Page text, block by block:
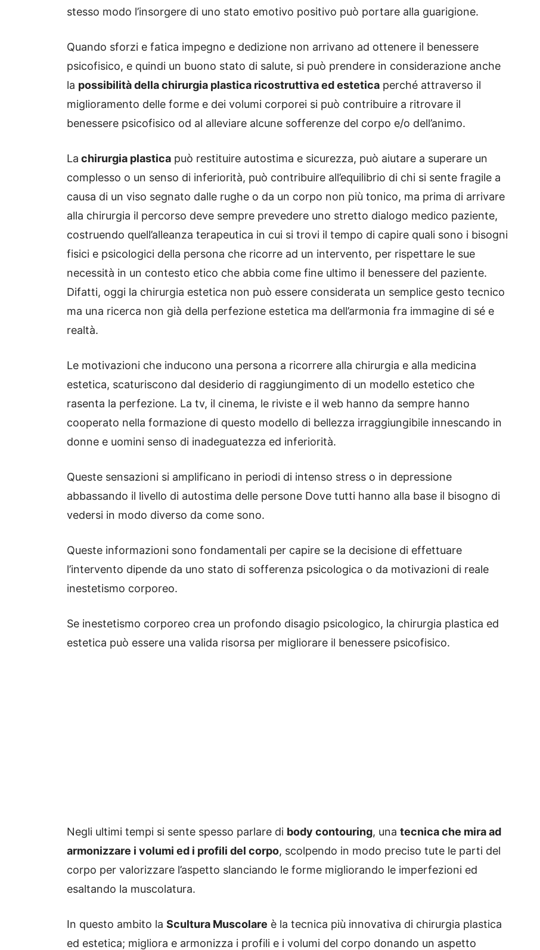
stesso modo l’insorgere di uno stato emotivo positivo può portare alla guarigione.
Quando sforzi e fatica impegno e dedizione non arrivano ad ottenere il benessere
psicofisico, e quindi un buono stato di salute, si può prendere in considerazione anche
la possibilità della chirurgia plastica ricostruttiva ed estetica perché attraverso il
miglioramento delle forme e dei volumi corporei si può contribuire a ritrovare il
benessere psicofisico od al alleviare alcune sofferenze del corpo e/o dell’animo.
La chirurgia plastica può restituire autostima e sicurezza, può aiutare a superare un
complesso o un senso di inferiorità, può contribuire all’equilibrio di chi si sente fragile a
causa di un viso segnato dalle rughe o da un corpo non più tonico, ma prima di arrivare
alla chirurgia il percorso deve sempre prevedere uno stretto dialogo medico paziente,
costruendo quell’alleanza terapeutica in cui si trovi il tempo di capire quali sono i bisogni
fisici e psicologici della persona che ricorre ad un intervento, per rispettare le sue
necessità in un contesto etico che abbia come fine ultimo il benessere del paziente.
Difatti, oggi la chirurgia estetica non può essere considerata un semplice gesto tecnico
ma una ricerca non già della perfezione estetica ma dell’armonia fra immagine di sé e
realtà.
Le motivazioni che inducono una persona a ricorrere alla chirurgia e alla medicina
estetica, scaturiscono dal desiderio di raggiungimento di un modello estetico che
rasenta la perfezione. La tv, il cinema, le riviste e il web hanno da sempre hanno
cooperato nella formazione di questo modello di bellezza irraggiungibile innescando in
donne e uomini senso di inadeguatezza ed inferiorità.
Queste sensazioni si amplificano in periodi di intenso stress o in depressione
abbassando il livello di autostima delle persone Dove tutti hanno alla base il bisogno di
vedersi in modo diverso da come sono.
Queste informazioni sono fondamentali per capire se la decisione di effettuare
l’intervento dipende da uno stato di sofferenza psicologica o da motivazioni di reale
inestetismo corporeo.
Se inestetismo corporeo crea un profondo disagio psicologico, la chirurgia plastica ed
estetica può essere una valida risorsa per migliorare il benessere psicofisico.
Negli ultimi tempi si sente spesso parlare di body contouring, una tecnica che mira ad
armonizzare i volumi ed i profili del corpo, scolpendo in modo preciso tute le parti del
corpo per valorizzare l’aspetto slanciando le forme migliorando le imperfezioni ed
esaltando la muscolatura.
In questo ambito la Scultura Muscolare è la tecnica più innovativa di chirurgia plastica
ed estetica; migliora e armonizza i profili e i volumi del corpo donando un aspetto